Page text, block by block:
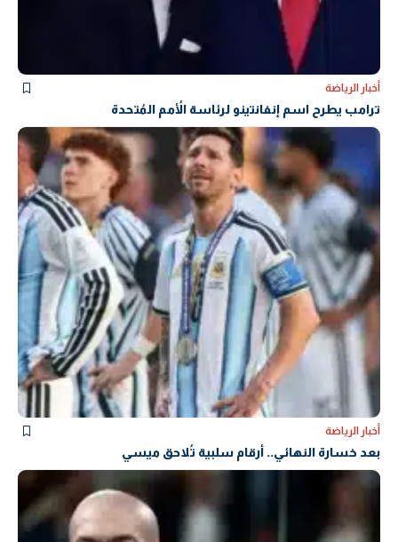
أخبار الرياضة
ترامب يطرح اسم إنفانتينو لرئاسة الأُمم المُتحدة
أخبار الرياضة
بعد خسارة النهائي.. أرقام سلبية تُلاحق ميسي